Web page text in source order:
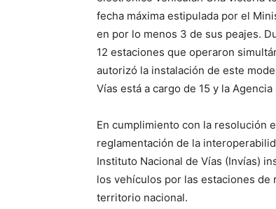
fecha máxima estipulada por el
en por lo menos 3 de sus peajes.
12 estaciones que operaron
autorizó la instalación de este
Vías está a cargo de 15 y la
En cumplimiento con la resolución
reglamentación de la
Instituto Nacional de Vías (Invías)
los vehículos por las estaciones de
territorio nacional.